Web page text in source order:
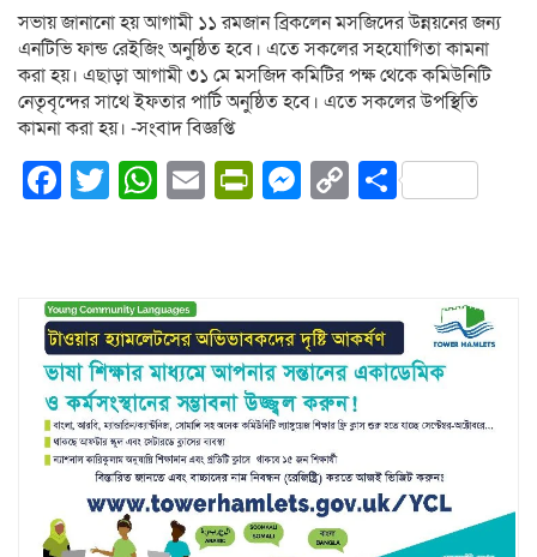
সভায় জানানো হয় আগামী ১১ রমজান ব্রিকলেন মসজিদের উন্নয়নের জন্য
এনটিভি ফান্ড রেইজিং অনুষ্ঠিত হবে। এতে সকলের সহযোগিতা কামনা
করা হয়। এছাড়া আগামী ৩১ মে মসজিদ কমিটির পক্ষ থেকে কমিউনিটি
নেতৃবৃন্দের সাথে ইফতার পার্টি অনুষ্ঠিত হবে। এতে সকলের উপস্থিতি
কামনা করা হয়। -সংবাদ বিজ্ঞপ্তি
Facebook
Twitter
WhatsApp
EmailPrintFriendly
Messenger
CopyShare